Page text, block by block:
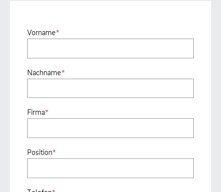
Vorname*
Nachname*
Firma*
Position*